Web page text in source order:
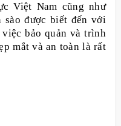
Việt Nam cũng như
sào được biết đến với
bảo quản và trình
mắt và an toàn là rất